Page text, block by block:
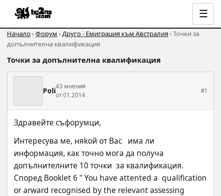
☰
Начало›Форум ›Друго - Емиграция към Австралия› Точки за
допълнителна квалификация
Точки за допълнителна квалификация
Poli43 мнения
от 01.2014
#1
Здравейте съфорумци,
Интересува ме, няkой от Вас   има ли
информация, как точно мога да получа
допълнителните 10 точки  за квалификация.
Според Booklet 6 " You have attented a  qualification
or arward recognised by the relevant assessing